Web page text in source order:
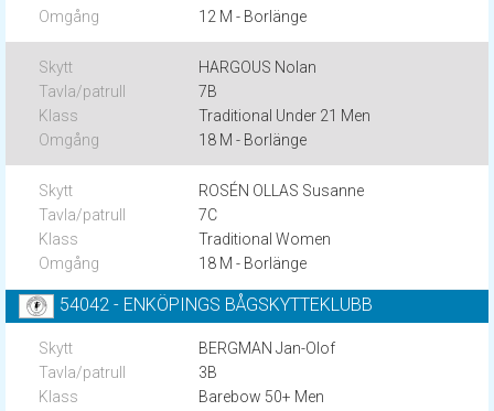
12 M - Borlänge
HARGOUS Nolan
7B
Traditional Under 21 Men
18 M - Borlänge
ROSÉN OLLAS Susanne
7C
Traditional Women
18 M - Borlänge
54042 - ENKÖPINGS BÅGSKYTTEKLUBB
BERGMAN Jan-Olof
3B
Barebow 50+ Men